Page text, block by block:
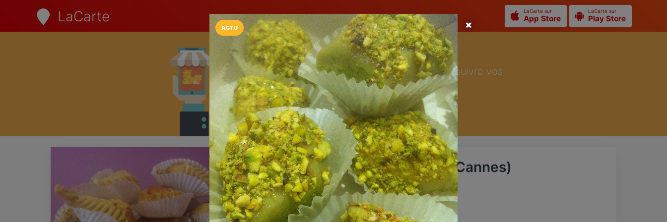
LaCarte LaCarte sur
App Store
LaCarte sur
Play Store
Installez l'App LaCarte
Téléchargez gratuitement l'app LaCarte pour suivre vos
commerces favoris et ne rien rater !
Télécharger Plus tard
Délices de Nina (Cannes)
Alimentation orientale
CANNES
ACTU